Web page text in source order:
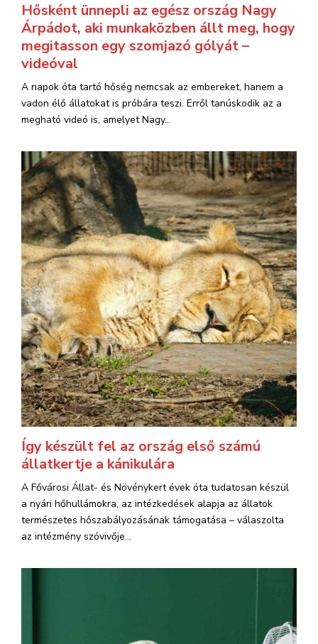
Hősként ünnepli az egész ország Nagy
Árpádot, aki munkaközben állt meg, hogy
megitasson egy szomjazó gólyát –
videóval
A napok óta tartó hőség nemcsak az embereket, hanem a
vadon élő állatokat is próbára teszi. Erről tanúskodik az a
megható videó is, amelyet Nagy...
Így készült fel az ország első számú
állatkertje a kánikulára
A Fővárosi Állat- és Növénykert évek óta tudatosan készül
a nyári hőhullámokra, az intézkedések alapja az állatok
természetes hőszabályozásának támogatása – válaszolta
az intézmény szóvivője...